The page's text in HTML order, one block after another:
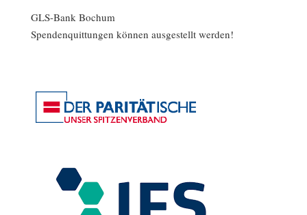
GLS-Bank Bochum
Spendenquittungen können ausgestellt werden!